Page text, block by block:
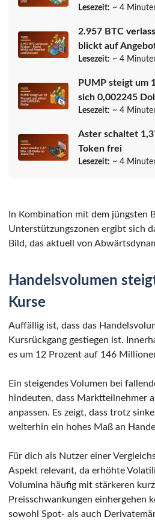
Lesezeit: ~ 4
2.957 BTC
blickt auf
Lesezeit: ~ 4
PUMP steigt um
sich 0,002245
Lesezeit: ~ 4
Aster schaltet
Token frei
Lesezeit: ~ 4
In Kombination mit dem jüngsten
Unterstützungszonen ergibt sich
Bild, das aktuell von
Handelsvolumen
Kurse
Auffällig ist, dass das
Kursrückgang gestiegen ist.
es um 12 Prozent auf 146
Ein steigendes Volumen bei
hindeuten, dass Marktteilnehmer
anpassen. Es zeigt, dass trotz
weiterhin ein hohes Maß an
Für dich als Nutzer einer
Aspekt relevant, da erhöhte
Volumina häufig mit stärkeren
Preisschwankungen einhergehen
sowohl Spot- als auch